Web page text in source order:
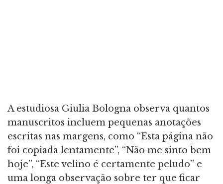
A estudiosa Giulia Bologna observa quantos
manuscritos incluem pequenas anotações
escritas nas margens, como “Esta página não
foi copiada lentamente”, “Não me sinto bem
hoje”, “Este velino é certamente peludo” e
uma longa observação sobre ter que ficar